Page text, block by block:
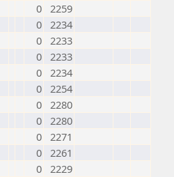
0 2259
0 2234
0 2233
0 2233
0 2234
0 2254
0 2280
0 2280
0 2271
0 2261
0 2229